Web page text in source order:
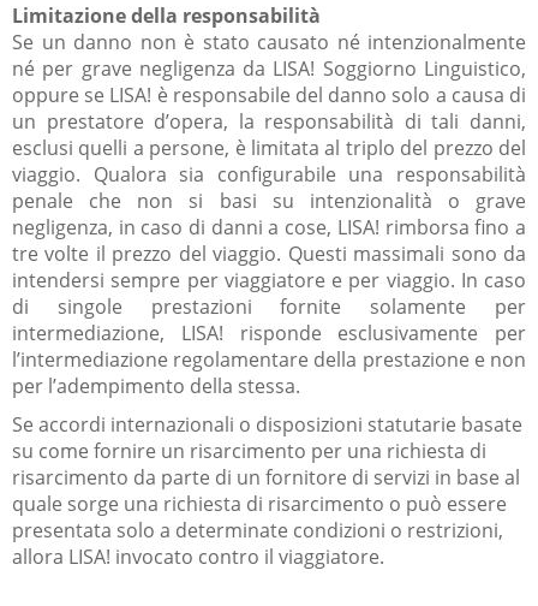
Limitazione della responsabilità
Se un danno non è stato causato né intenzionalmente
né per grave negligenza da LISA! Soggiorno Linguistico,
oppure se LISA! è responsabile del danno solo a causa di
un prestatore d’opera, la responsabilità di tali danni,
esclusi quelli a persone, è limitata al triplo del prezzo del
viaggio. Qualora sia configurabile una responsabilità
penale che non si basi su intenzionalità o grave
negligenza, in caso di danni a cose, LISA! rimborsa fino a
tre volte il prezzo del viaggio. Questi massimali sono da
intendersi sempre per viaggiatore e per viaggio. In caso
di singole prestazioni fornite solamente per
intermediazione, LISA! risponde esclusivamente per
l’intermediazione regolamentare della prestazione e non
per l’adempimento della stessa.
Se accordi internazionali o disposizioni statutarie basate
su come fornire un risarcimento per una richiesta di
risarcimento da parte di un fornitore di servizi in base al
quale sorge una richiesta di risarcimento o può essere
presentata solo a determinate condizioni o restrizioni,
allora LISA! invocato contro il viaggiatore.